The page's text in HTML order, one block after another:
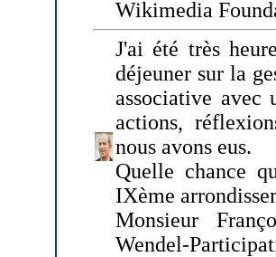
Wikimedia
J'ai été très
déjeuner sur la
associative avec
actions,
nous avons eus.
Quelle chance
IXème
Monsieur
Wendel-